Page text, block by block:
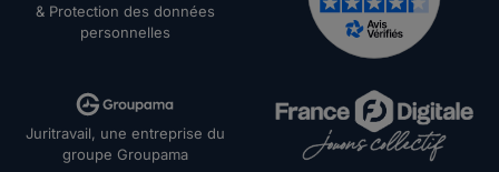
& Protection des données
personnelles
Juritravail, une entreprise du
groupe Groupama